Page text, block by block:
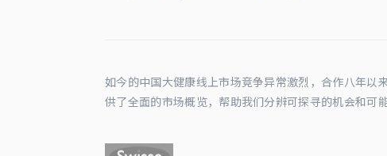
如今的中国大健康线上市场竞争异常激烈，合作八年以
供了全面的市场概览，帮助我们分辨可探寻的机会和可